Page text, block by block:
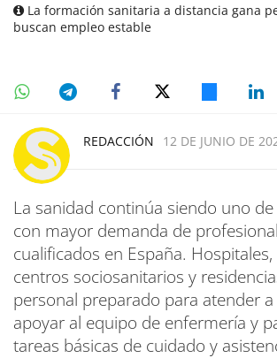
La formación sanitaria a distancia gana
buscan empleo estable
REDACCIÓN 12 DE JUNIO DE
La sanidad continúa siendo uno
con mayor demanda de
cualificados en España. Hospitales,
centros sociosanitarios y
personal preparado para atender a
apoyar al equipo de enfermería y
tareas básicas de cuidado y